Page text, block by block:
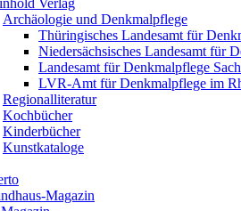
Verlag
Archäologie und Denkmalpflege
Thüringisches Landesamt für
Niedersächsisches Landesamt für
Landesamt für Denkmalpflege
LVR-Amt für Denkmalpflege im
Regionalliteratur
Kochbücher
Kinderbücher
Kunstkataloge
Magazin